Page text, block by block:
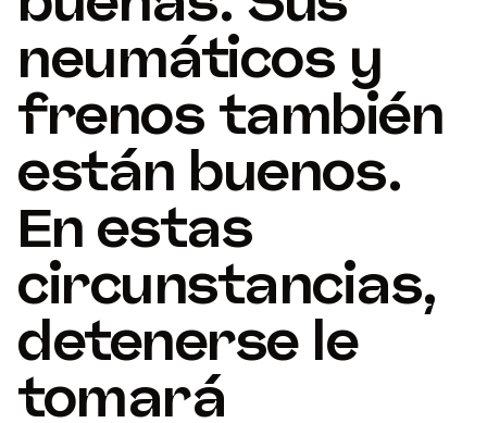
neumáticos y
frenos también
están buenos.
En estas
circunstancias,
detenerse le
tomará